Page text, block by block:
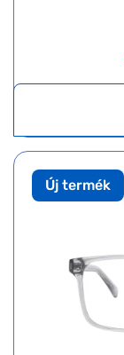
Új termék